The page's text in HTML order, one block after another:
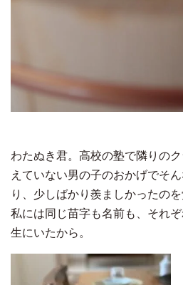
わたぬき君。高校の塾で隣りの
えていない男の子のおかげでそ
り、少しばかり羨ましかったの
私には同じ苗字も名前も、それ
生にいたから。